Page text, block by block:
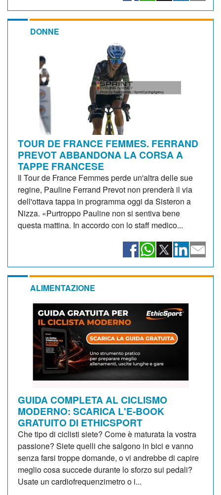
DONNE
TOUR DE FRANCE FEMMES. FERRAND
PREVOT ABBANDONA LA CORSA A
TAPPE FRANCESE
Il Tour de France Femmes perde un'altra delle sue
regine, Pauline Ferrand Prevot non prenderà il via
dell'ottava tappa in programma oggi da Sisteron a
Nizza. «Purtroppo Pauline non si sentiva bene
questa mattina. In accordo con lo staff medico...
ALIMENTAZIONE
GUIDA COMPLETA AL CICLISMO
MODERNO: SCARICA L'E-BOOK
GRATUITO DI ETHICSPORT
Che tipo di ciclisti siete? Come è maturata la vostra
passione? Siete quelli che salgono in bici e vanno
senza farsi troppe domande, o vi andrebbe di capire
meglio cosa succede durante lo sforzo sui pedali?
Usate un cardiofrequenzimetro o i...